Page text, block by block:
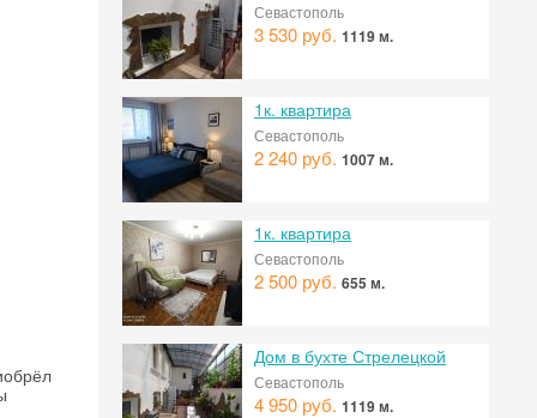
Севастополь
3 530 руб. 1119 м.
1к. квартира
Севастополь
2 240 руб. 1007 м.
1к. квартира
Севастополь
2 500 руб. 655 м.
Дом в бухте Стрелецкой
Севастополь
4 950 руб. 1119 м.